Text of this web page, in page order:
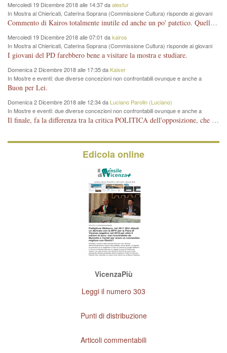
Mercoledi 19 Dicembre 2018 alle 14:37 daalesfur
In Mostra al Chiericati, Caterina Soprana (Commissione Cultura) risponde ai giovani
del Pd: "realizzata a costo zero per il Comune"
Commento di Kairos totalmente inutile ed anche un po' patetico. Quella che è completamente mancata è stata la promozione internazionale dell'evento effettuata da chi lo sa fare, l'amministrazione in questo è stata totalmente assente relegando al provincialismo una mostra che meritava ben altre platee ed i risultati sono sotto gli occhi di tutti. Su questo bisogna parlare, il fatto di averla organizzata al Chiericati certo non ha aiutato ma è un aspetto secondario rispetto a quello della promozione. In città con le mostre organizzate da Goldin - che certo ha fatto principalmente i suoi interessi, ma ne ha comunque beneficiato la città in immagine e commercio per il centro - arrivavano giornalmente pullman carichi di turisti. Dove sono i turisti ora?
Mercoledi 19 Dicembre 2018 alle 07:01 dakairos
In Mostra al Chiericati, Caterina Soprana (Commissione Cultura) risponde ai giovani
del Pd: "realizzata a costo zero per il Comune"
I giovani del PD farebbero bene a visitare la mostra e studiare.
Domenica 2 Dicembre 2018 alle 17:35 daKaiser
In Mostre e eventi: due diverse concezioni non confrontabili ovunque e anche a
Vicenza
Buon per Lei.
Domenica 2 Dicembre 2018 alle 12:34 da Luciano Parolin (Luciano)
In Mostre e eventi: due diverse concezioni non confrontabili ovunque e anche a
Vicenza
Il finale, fa la differenza tra la critica POLITICA dell'opposizione, che ha perso le elezioni ed è minoranza e non trova altri argomenti per politicizzare sul sito qua o là ? La critica d'arte invece è un'altra cosa che lascio agli altri. Per ora mi basta la lezione magistrale del prof. Giulianati.
Edicola online
VicenzaPiù
Leggi il numero 303
Punti di distribuzione
Articoli commentabili